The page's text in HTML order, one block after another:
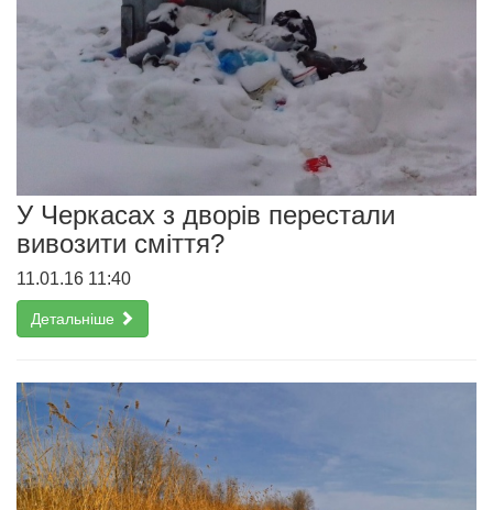
У Черкасах з дворів перестали
вивозити сміття?
11.01.16 11:40
Детальніше